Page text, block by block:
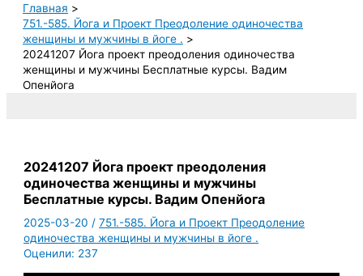
Главная
751.-585. Йога и Проект Преодоление одиночества
женщины и мужчины в йоге .
20241207 Йога проект преодоления одиночества
женщины и мужчины Бесплатные курсы. Вадим
Опенйога
20241207 Йога проект преодоления
одиночества женщины и мужчины
Бесплатные курсы. Вадим Опенйога
2025-03-20/751.-585. Йога и Проект Преодоление
одиночества женщины и мужчины в йоге .
Оценили: 237